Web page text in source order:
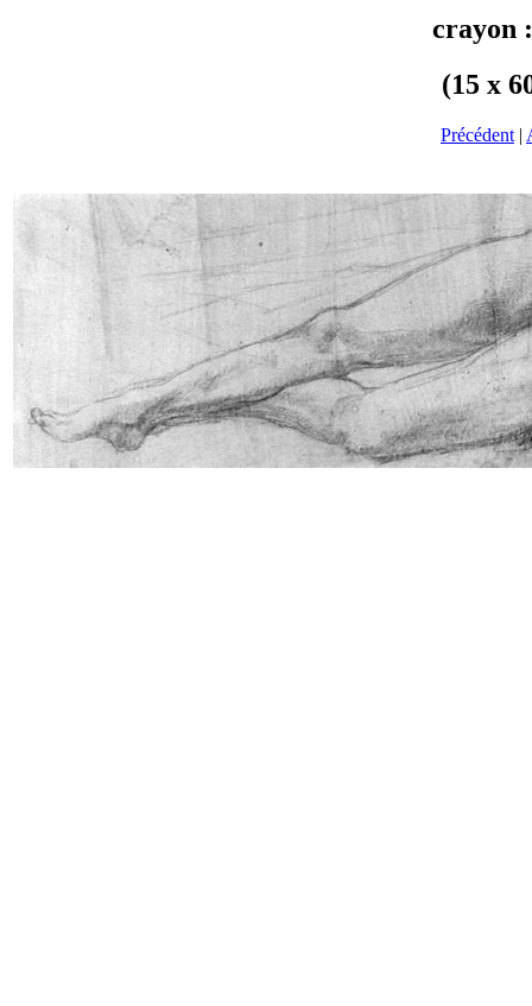
crayon
(15 x
Précédent |